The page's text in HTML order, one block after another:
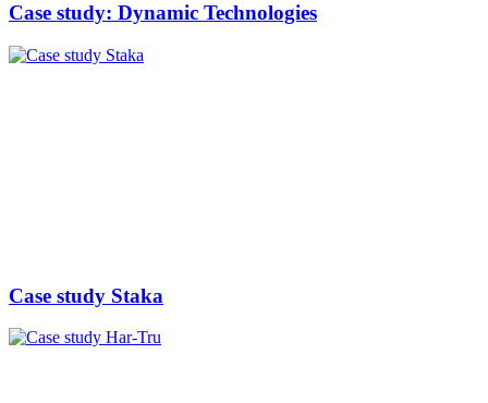
Case study: Dynamic Technologies
Case study Staka